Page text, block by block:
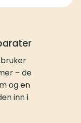
– de
og en
inn i